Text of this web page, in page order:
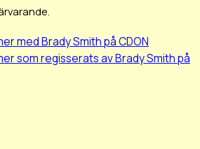
med Brady Smith på CDON
som regisserats av Brady Smith på